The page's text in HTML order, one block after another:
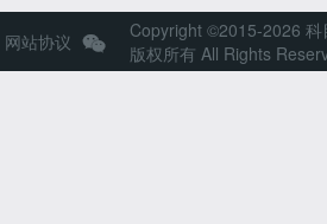
网站协议
Copyright ©2015-2026
版权所有 All Rights